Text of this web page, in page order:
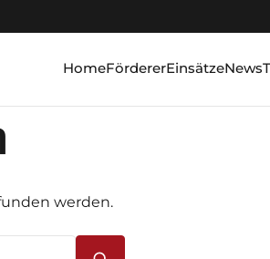
HomeFördererEinsätzeNews
werden.